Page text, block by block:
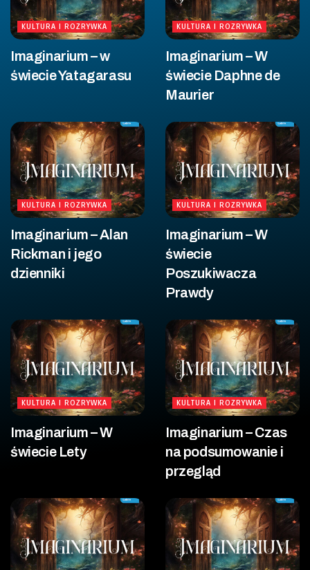
KULTURA I ROZRYWKA
Imaginarium – w
świecie Yatagarasu
KULTURA I ROZRYWKA
Imaginarium – W
świecie Daphne de
Maurier
KULTURA I ROZRYWKA
Imaginarium – Alan
Rickman i jego
dzienniki
KULTURA I ROZRYWKA
Imaginarium – W
świecie
Poszukiwacza
Prawdy
KULTURA I ROZRYWKA
Imaginarium – W
świecie Lety
KULTURA I ROZRYWKA
Imaginarium – Czas
na podsumowanie i
przegląd